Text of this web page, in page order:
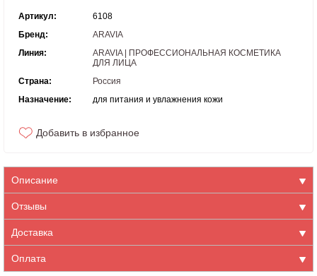
Артикул:
6108
Бренд:
ARAVIA
Линия:
ARAVIA | ПРОФЕССИОНАЛЬНАЯ КОСМЕТИКА
ДЛЯ ЛИЦА
Страна:
Россия
Назначение:
для питания и увлажнения кожи
Добавить в избранное
Описание
Отзывы
Доставка
Оплата